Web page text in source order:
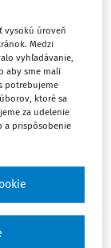
business or
to the initiation
recognised and
explicit
are a novelty
paper
pack
vysokú úroveň
Medzi
vyhľadávanie,
aby sme mali
potrebujeme
ktoré sa
za udelenie
a prispôsobenie